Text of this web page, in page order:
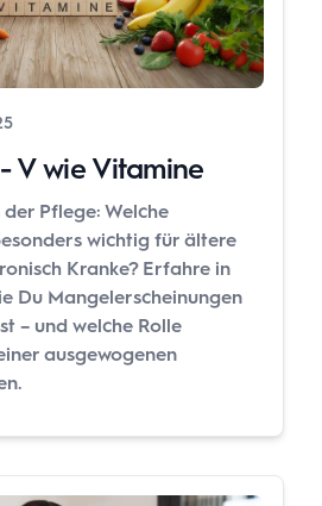
V wie Vitamine
Pflege: Welche
wichtig für ältere
Kranke? Erfahre in
Du Mangelerscheinungen
– und welche Rolle
ausgewogenen